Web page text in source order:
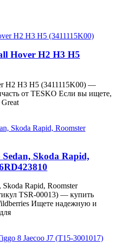
Hover H2 H3 H5
H2 H3 H5 (3411115K00) —
от TESKO Если вы ищете,
Skoda Rapid,
Skoda Rapid, Roomster
TSR-00013) — купить
Ищете надежную и